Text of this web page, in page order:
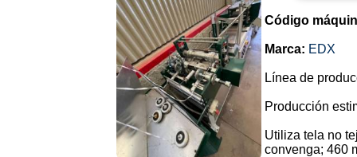
Código
Marca: EDX
Línea de
Producción
Utiliza tela no
convenga; 460